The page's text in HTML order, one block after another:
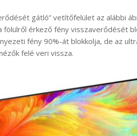
gátló” vetítőfelület az alábbi
fölülről érkező fény visszaverődését
fény 90%-át blokkolja, de az
felé veri vissza.